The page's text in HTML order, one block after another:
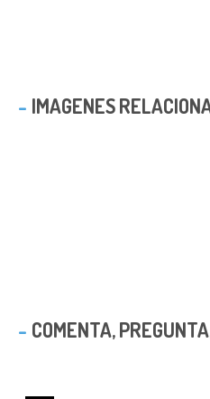
IMAGENES
COMENTA,